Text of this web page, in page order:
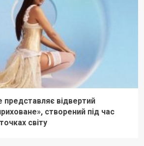
представляє відвертий
створений під час
світу